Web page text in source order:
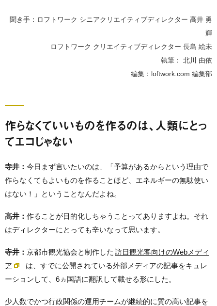
聞き手：ロフトワーク シニアクリエイティブディレクター 高井 勇
輝
ロフトワーク クリエイティブディレクター 長島 絵未
執筆： 北川 由依
編集：loftwork.com 編集部
作らなくていいものを作るのは、人類にとっ
てエコじゃない
寺井： 今日まず言いたいのは、「予算があるからという理由で
作らなくてもよいものを作ることほど、エネルギーの無駄使い
はない！」ということなんだよね。
高井： 作ることが目的化しちゃうことってありますよね。それ
はディレクターにとっても辛いなって思います。
寺井： 京都市観光協会と制作した 訪日観光客向けのWebメディ
ア
は、すでに公開されている外部メディアの記事をキュレ
ーションして、6ヵ国語に翻訳して載せる形にした。
少人数でかつ行政関係の運用チームが継続的に質の高い記事を